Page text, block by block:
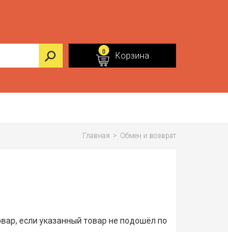
0 Корзина
Главная > Обмен и возврат
если указанный товар не подошёл по